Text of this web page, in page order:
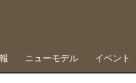
ニューモデル イベント